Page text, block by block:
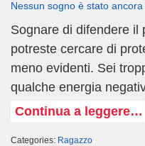
Nessun sogno è stato
Sognare di difendere il
potreste cercare di
meno evidenti. Sei
qualche energia
Continua a leggere…
Categories: Ragazzo